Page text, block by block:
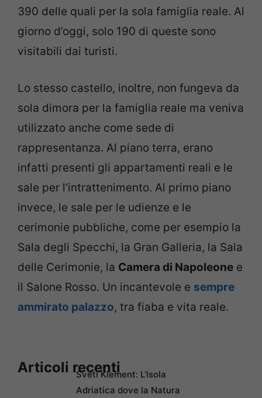
390 delle quali per la sola famiglia reale. Al
giorno d’oggi, solo 190 di queste sono
visitabili dai turisti.
Lo stesso castello, inoltre, non fungeva da
sola dimora per la famiglia reale ma veniva
utilizzato anche come sede di
rappresentanza. Al piano terra, erano
infatti presenti gli appartamenti reali e le
sale per l’intrattenimento. Al primo piano
invece, le sale per le udienze e le
cerimonie pubbliche, come per esempio la
Sala degli Specchi, la Gran Galleria, la Sala
delle Cerimonie, la Camera di Napoleone e
il Salone Rosso. Un incantevole e sempre
ammirato palazzo, tra fiaba e vita reale.
Articoli recentiSveti Klement: L’Isola
Adriatica dove la Natura